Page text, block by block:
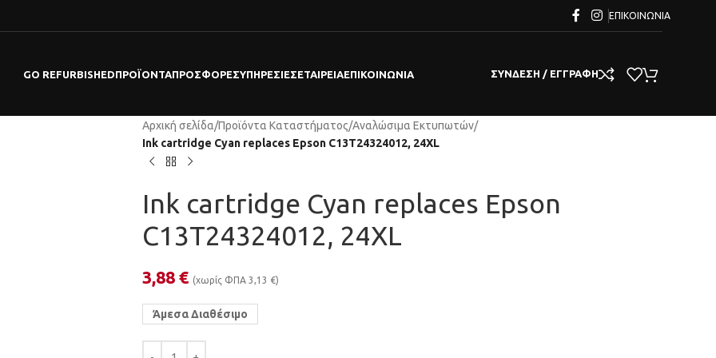
ΕΠΙΚΟΙΝΩΝΊΑ
GO REFURBISHEDΠΡΟΪΌΝΤΑΠΡΟΣΦΟΡΕΣΥΠΗΡΕΣΊΕΣΕΤΑΙΡΕΊΑΕΠΙΚΟΙΝΩΝΊΑ ΣΎΝΔΕΣΗ / ΕΓΓΡΑΦΉ
Αρχική σελίδα/Προϊόντα Καταστήματος/Αναλώσιμα Εκτυπωτών/
Ink cartridge Cyan replaces Epson C13T24324012, 24XL
Ink cartridge Cyan replaces Epson
C13T24324012, 24XL
3,88 € (χωρίς ΦΠΑ 3,13 €)
Άμεσα Διαθέσιμο